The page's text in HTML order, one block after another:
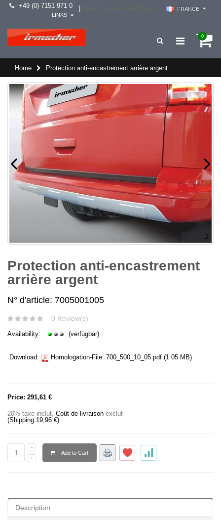
+49 (0) 7151 971 0
FRANCE
LINKS
0
Home Protection anti-encastrement arrière argent
Protection anti-encastrement
arrière argent
N° d'article: 7005001005
0 Review(s)
Availability: (verfügbar)
Download: Homologation-File: 700_500_10_05.pdf (1.05 MB)
Price: 291,61 €
20% taxe inclut, Coût de livraison exclut
(Shipping:19,96 €)
Add to Cart
Description